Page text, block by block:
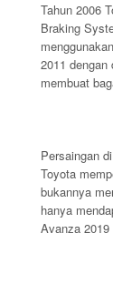
Tahun 2006
Braking
2011 dengan
membuat
Persaingan
Toyota
bukannya
hanya
Avanza